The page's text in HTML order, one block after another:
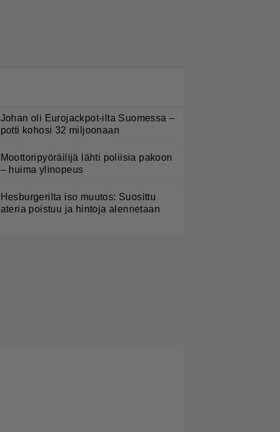
Johan oli Eurojackpot-ilta Suomessa –
potti kohosi 32 miljoonaan
Moottoripyöräilijä lähti poliisia pakoon
– huima ylinopeus
Hesburgerilta iso muutos: Suosittu
ateria poistuu ja hintoja alennetaan